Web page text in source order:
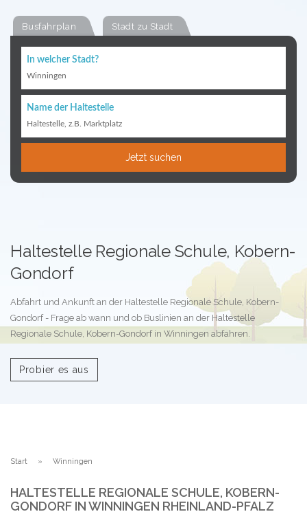
Busfahrplan Stadt zu Stadt
In welcher Stadt?
Winningen
Name der Haltestelle
Haltestelle, z.B. Marktplatz
Jetzt suchen
Haltestelle Regionale Schule, Kobern-
Gondorf
Abfahrt und Ankunft an der Haltestelle Regionale Schule, Kobern-
Gondorf - Frage ab wann und ob Buslinien an der Haltestelle
Regionale Schule, Kobern-Gondorf in Winningen abfahren.
Probier es aus
Start Winningen
HALTESTELLE REGIONALE SCHULE, KOBERN-
GONDORF IN WINNINGEN RHEINLAND-PFALZ